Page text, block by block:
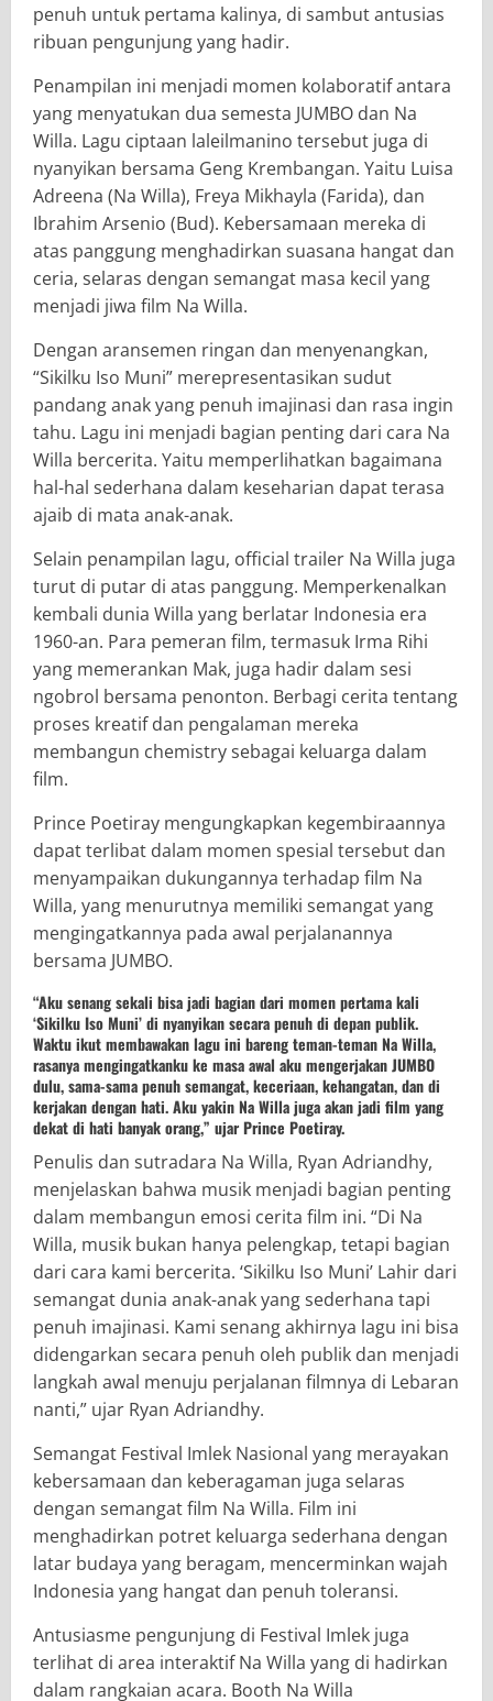
penuh untuk pertama kalinya, di sambut antusias
ribuan pengunjung yang hadir.
Penampilan ini menjadi momen kolaboratif antara
yang menyatukan dua semesta JUMBO dan Na
Willa. Lagu ciptaan laleilmanino tersebut juga di
nyanyikan bersama Geng Krembangan. Yaitu Luisa
Adreena (Na Willa), Freya Mikhayla (Farida), dan
Ibrahim Arsenio (Bud). Kebersamaan mereka di
atas panggung menghadirkan suasana hangat dan
ceria, selaras dengan semangat masa kecil yang
menjadi jiwa film Na Willa.
Dengan aransemen ringan dan menyenangkan,
“Sikilku Iso Muni” merepresentasikan sudut
pandang anak yang penuh imajinasi dan rasa ingin
tahu. Lagu ini menjadi bagian penting dari cara Na
Willa bercerita. Yaitu memperlihatkan bagaimana
hal-hal sederhana dalam keseharian dapat terasa
ajaib di mata anak-anak.
Selain penampilan lagu, official trailer Na Willa juga
turut di putar di atas panggung. Memperkenalkan
kembali dunia Willa yang berlatar Indonesia era
1960-an. Para pemeran film, termasuk Irma Rihi
yang memerankan Mak, juga hadir dalam sesi
ngobrol bersama penonton. Berbagi cerita tentang
proses kreatif dan pengalaman mereka
membangun chemistry sebagai keluarga dalam
film.
Prince Poetiray mengungkapkan kegembiraannya
dapat terlibat dalam momen spesial tersebut dan
menyampaikan dukungannya terhadap film Na
Willa, yang menurutnya memiliki semangat yang
mengingatkannya pada awal perjalanannya
bersama JUMBO.
“Aku senang sekali bisa jadi bagian dari momen pertama kali
‘Sikilku Iso Muni’ di nyanyikan secara penuh di depan publik.
Waktu ikut membawakan lagu ini bareng teman-teman Na Willa,
rasanya mengingatkanku ke masa awal aku mengerjakan JUMBO
dulu, sama-sama penuh semangat, keceriaan, kehangatan, dan di
kerjakan dengan hati. Aku yakin Na Willa juga akan jadi film yang
dekat di hati banyak orang,” ujar Prince Poetiray.
Penulis dan sutradara Na Willa, Ryan Adriandhy,
menjelaskan bahwa musik menjadi bagian penting
dalam membangun emosi cerita film ini. “Di Na
Willa, musik bukan hanya pelengkap, tetapi bagian
dari cara kami bercerita. ‘Sikilku Iso Muni’ Lahir dari
semangat dunia anak-anak yang sederhana tapi
penuh imajinasi. Kami senang akhirnya lagu ini bisa
didengarkan secara penuh oleh publik dan menjadi
langkah awal menuju perjalanan filmnya di Lebaran
nanti,” ujar Ryan Adriandhy.
Semangat Festival Imlek Nasional yang merayakan
kebersamaan dan keberagaman juga selaras
dengan semangat film Na Willa. Film ini
menghadirkan potret keluarga sederhana dengan
latar budaya yang beragam, mencerminkan wajah
Indonesia yang hangat dan penuh toleransi.
Antusiasme pengunjung di Festival Imlek juga
terlihat di area interaktif Na Willa yang di hadirkan
dalam rangkaian acara. Booth Na Willa